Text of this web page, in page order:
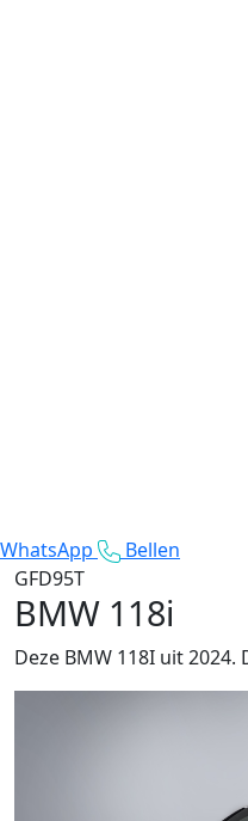
WhatsApp
Bellen
GFD95T
BMW 118i
Deze BMW 118I uit